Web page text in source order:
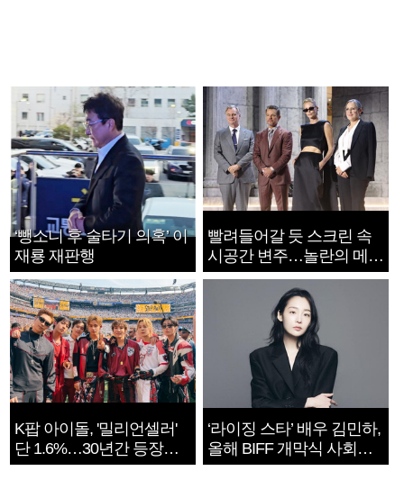
‘뺑소니 후 술타기 의혹’ 이
재룡 재판행
빨려들어갈 듯 스크린 속
시공간 변주…놀란의 메시
지는 ‘전쟁 속죄’
K팝 아이돌, '밀리언셀러'
단 1.6%…30년간 등장
1182개팀 전수조사
‘라이징 스타’ 배우 김민하,
올해 BIFF 개막식 사회자
확정